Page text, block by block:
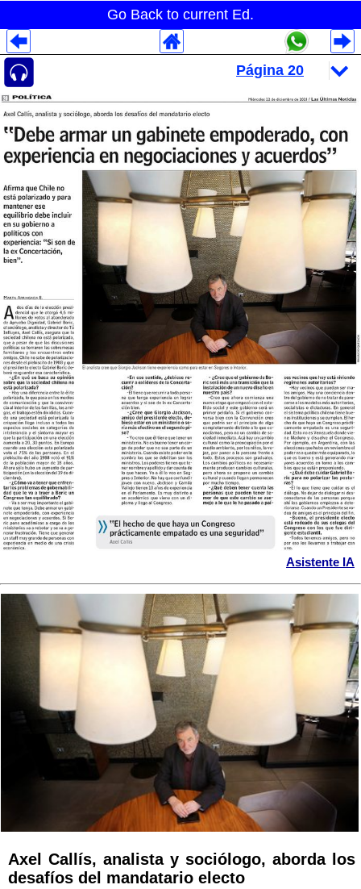
Go Back to current Ed.
Asistente IA
Axel Callís, analista y sociólogo, aborda los
desafíos del mandatario electo
Despliegues Analytics
Despliegues Totales
Despliegues por Rubros